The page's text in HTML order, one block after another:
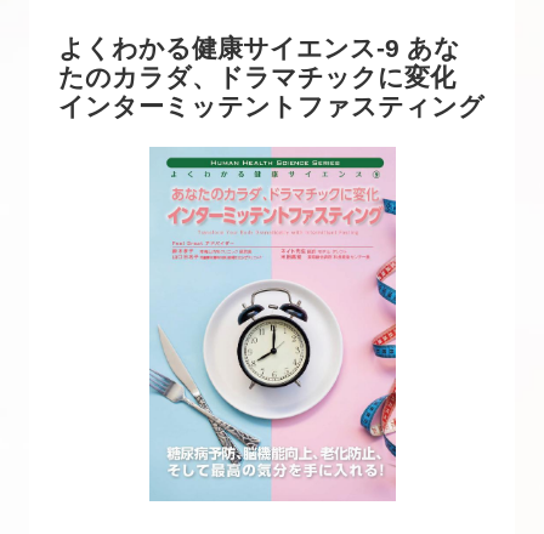
よくわかる健康サイエンス-9 あな
たのカラダ、ドラマチックに変化
インターミッテントファスティング